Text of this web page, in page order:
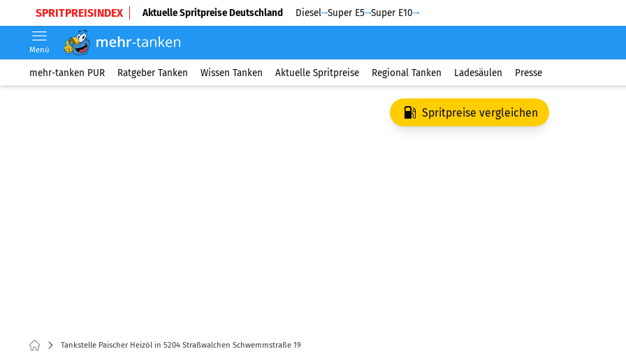
SPRITPREISINDEX Aktuelle Spritpreise Deutschland Diesel Super E5 Super E10
Menü
mehr-tanken PUR Ratgeber Tanken Wissen Tanken Aktuelle Spritpreise Regional Tanken Ladesäulen Presse
Spritpreise vergleichen
Tankstelle Paischer Heizöl in 5204 Straßwalchen Schwemmstraße 19